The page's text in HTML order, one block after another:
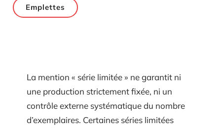
Emplettes
La mention « série limitée » ne garantit ni
une production strictement fixée, ni un
contrôle externe systématique du nombre
d’exemplaires. Certaines séries limitées